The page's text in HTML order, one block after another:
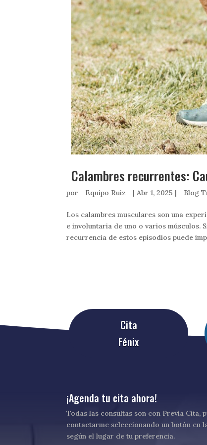
Calambres recurrentes:
por Equipo Ruiz |Abr 1, 2025 | Blog
Los calambres musculares son una
e involuntaria de uno o varios músculos.
recurrencia de estos episodios puede
Cita
Fénix
¡Agenda tu cita ahora!
Todas las consultas son con Previa Cita,
contactarme seleccionando un botón en
según el lugar de tu preferencia.